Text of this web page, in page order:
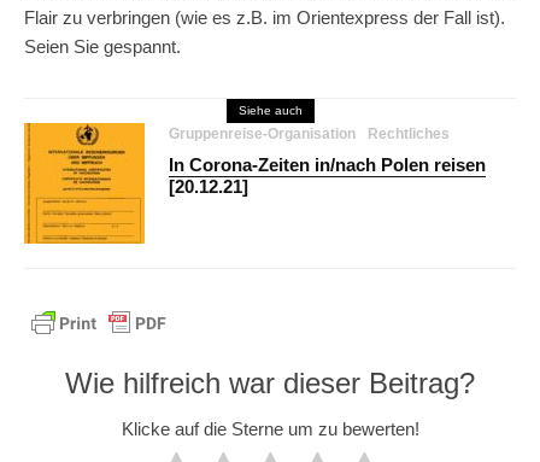
Flair zu verbringen (wie es z.B. im Orientexpress der Fall ist).
Seien Sie gespannt.
Siehe auch
Gruppenreise-Organisation Rechtliches
In Corona-Zeiten in/nach Polen reisen
[20.12.21]
Wie hilfreich war dieser Beitrag?
Klicke auf die Sterne um zu bewerten!